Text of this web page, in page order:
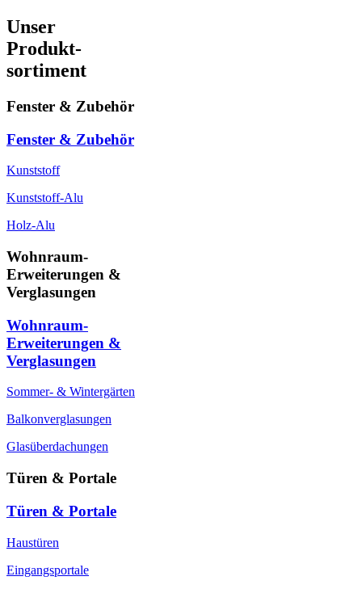
Unser
Produkt-
sortiment
Fenster & Zubehör
Fenster & Zubehör
Kunststoff
Kunststoff-Alu
Holz-Alu
Wohnraum-
Erweiterungen &
Verglasungen
Wohnraum-
Erweiterungen &
Verglasungen
Sommer- & Wintergärten
Balkonverglasungen
Glasüberdachungen
Türen & Portale
Türen & Portale
Haustüren
Eingangsportale